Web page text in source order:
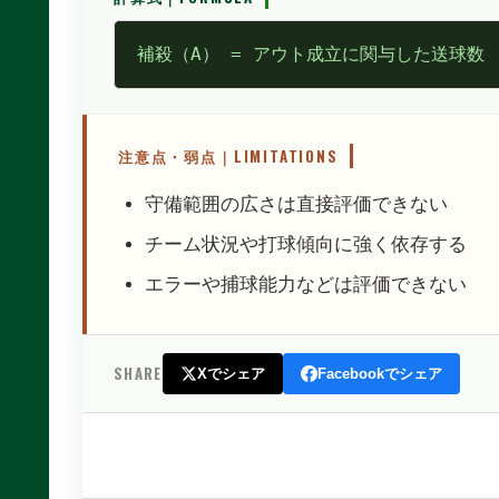
補殺（A） = アウト成立に関与した送球数
注意点・弱点｜LIMITATIONS
守備範囲の広さは直接評価できない
チーム状況や打球傾向に強く依存する
エラーや捕球能力などは評価できない
SHARE Xでシェア Facebookでシェア